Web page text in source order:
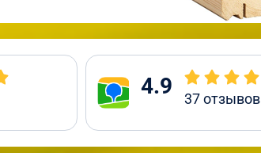
4.9 37отзывов